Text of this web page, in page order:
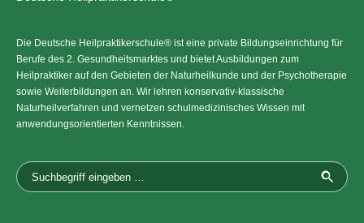
Die Deutsche Heilpraktikerschule® ist eine private Bildungseinrichtung für
Berufe des 2. Gesundheitsmarktes und bietet Ausbildungen zum
Heilpraktiker auf den Gebieten der Naturheilkunde und der Psychotherapie
sowie Weiterbildungen an. Wir lehren konservativ-klassische
Naturheilverfahren und vernetzen schulmedizinisches Wissen mit
anwendungsorientierten Kenntnissen.